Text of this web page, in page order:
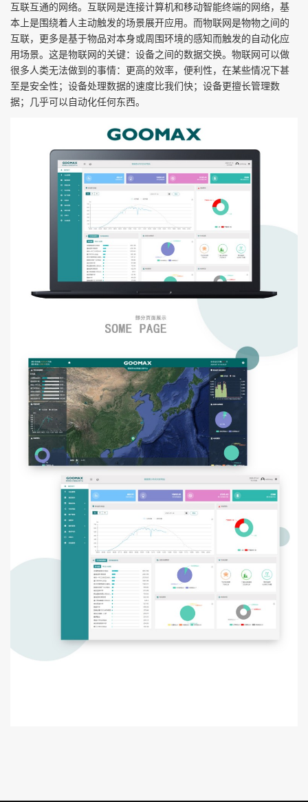
互联互通的网络。互联网是连接计算机和移动智能终端的网络，基
本上是围绕着人主动触发的场景展开应用。而物联网是物物之间的
互联，更多是基于物品对本身或周围环境的感知而触发的自动化应
用场景。这是物联网的关键：设备之间的数据交换。物联网可以做
很多人类无法做到的事情：更高的效率，便利性，在某些情况下甚
至是安全性；设备处理数据的速度比我们快；设备更擅长管理数
据；几乎可以自动化任何东西。